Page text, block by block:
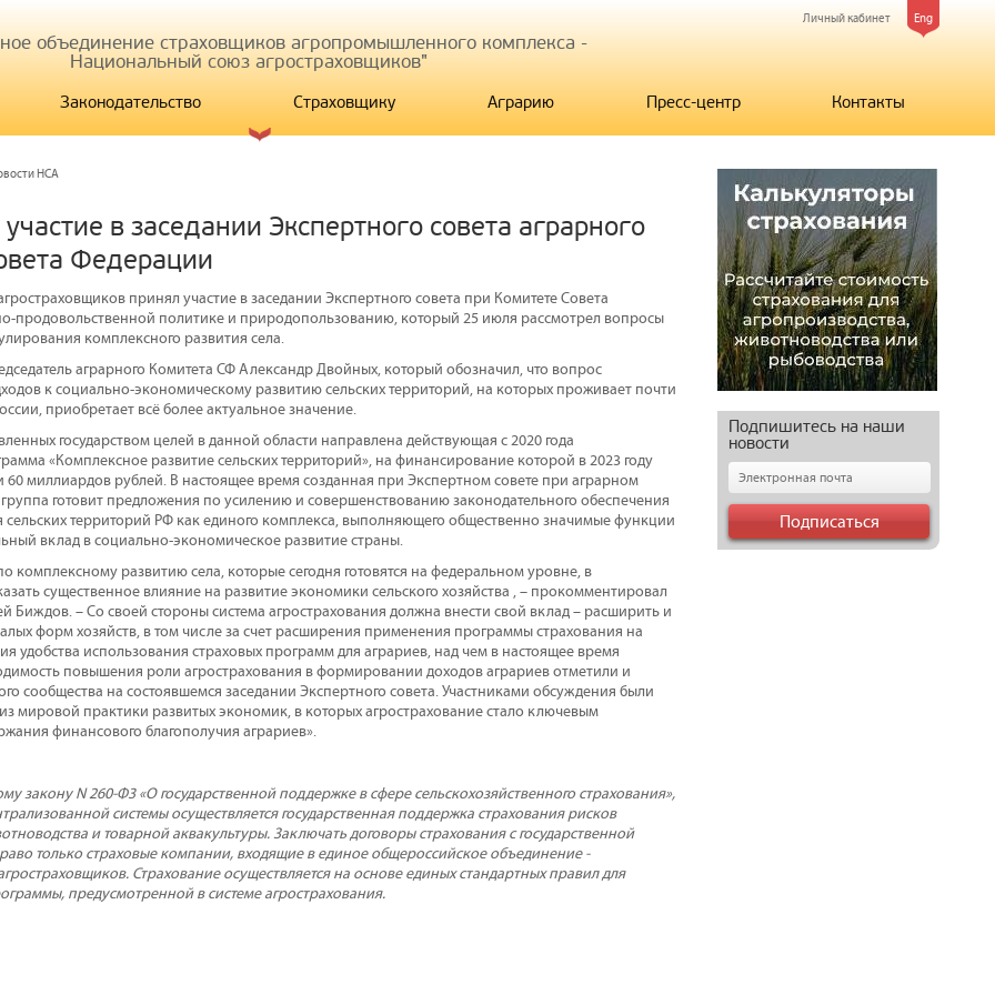
Eng
Личный кабинет
объединение страховщиков агропромышленного комплекса -
Национальный союз агростраховщиков"
Законодательство Страховщику Аграрию Пресс-центр Контакты
НСА
в заседании Экспертного совета аграрного
Федерации
принял участие в заседании Экспертного совета при Комитете Совета
продовольственной политике и природопользованию, который 25 июля рассмотрел вопросы
комплексного развития села.
аграрного Комитета СФ Александр Двойных, который обозначил, что вопрос
к социально-экономическому развитию сельских территорий, на которых проживает почти
приобретает всё более актуальное значение.
государством целей в данной области направлена действующая с 2020 года
«Комплексное развитие сельских территорий», на финансирование которой в 2023 году
60 миллиардов рублей. В настоящее время созданная при Экспертном совете при аграрном
готовит предложения по усилению и совершенствованию законодательного обеспечения
сельских территорий РФ как единого комплекса, выполняющего общественно значимые функции
вклад в социально-экономическое развитие страны.
комплексному развитию села, которые сегодня готовятся на федеральном уровне, в
существенное влияние на развитие экономики сельского хозяйства , – прокомментировал
Биждов. – Со своей стороны система агрострахования должна внести свой вклад – расширить и
форм хозяйств, в том числе за счет расширения применения программы страхования на
удобства использования страховых программ для аграриев, над чем в настоящее время
повышения роли агрострахования в формировании доходов аграриев отметили и
сообщества на состоявшемся заседании Экспертного совета. Участниками обсуждения были
мировой практики развитых экономик, в которых агрострахование стало ключевым
финансового благополучия аграриев».
закону N 260-Ф3 «О государственной поддержке в сфере сельскохозяйственного страхования»,
системы осуществляется государственная поддержка страхования рисков
и товарной аквакультуры. Заключать договоры страхования с государственной
только страховые компании, входящие в единое общероссийское объединение -
Страхование осуществляется на основе единых стандартных правил для
предусмотренной в системе агрострахования.
Подпишитесь на наши
новости